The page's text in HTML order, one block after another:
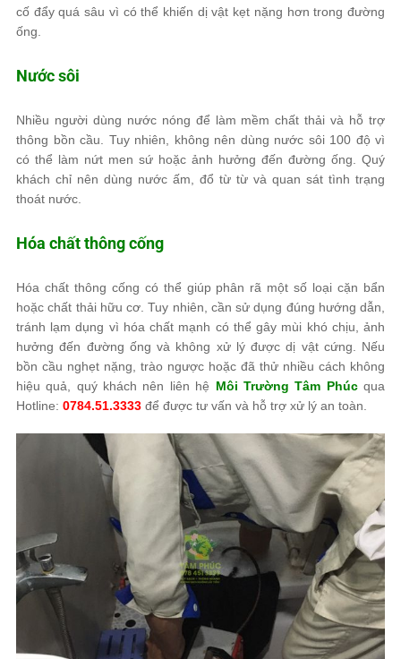
cố đẩy quá sâu vì có thể khiến dị vật kẹt nặng hơn trong đường
ống.
Nước sôi
Nhiều người dùng nước nóng để làm mềm chất thải và hỗ trợ
thông bồn cầu. Tuy nhiên, không nên dùng nước sôi 100 độ vì
có thể làm nứt men sứ hoặc ảnh hưởng đến đường ống. Quý
khách chỉ nên dùng nước ấm, đổ từ từ và quan sát tình trạng
thoát nước.
Hóa chất thông cống
Hóa chất thông cống có thể giúp phân rã một số loại cặn bẩn
hoặc chất thải hữu cơ. Tuy nhiên, cần sử dụng đúng hướng dẫn,
tránh lạm dụng vì hóa chất mạnh có thể gây mùi khó chịu, ảnh
hưởng đến đường ống và không xử lý được dị vật cứng. Nếu
bồn cầu nghẹt nặng, trào ngược hoặc đã thử nhiều cách không
hiệu quả, quý khách nên liên hệ Môi Trường Tâm Phúcqua
Hotline: 0784.51.3333 để được tư vấn và hỗ trợ xử lý an toàn.